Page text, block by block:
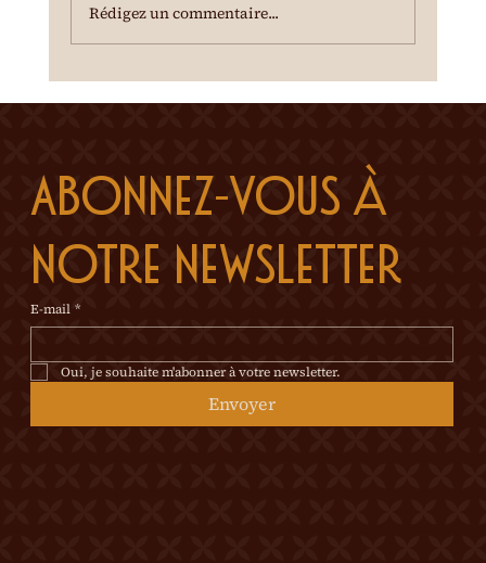
Abonnez-vous à
notre newsletter
E-mail *
Oui, je souhaite m'abonner à votre newsletter.
Envoyer
Rédigez un commentaire...